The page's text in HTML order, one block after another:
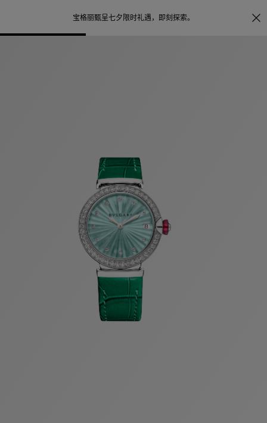
宝格丽甄呈七夕限时礼遇， 即刻探索。